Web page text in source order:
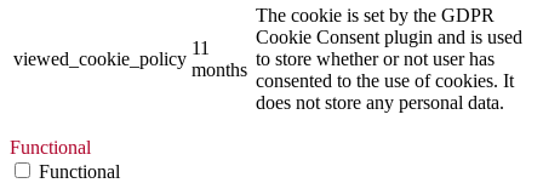
viewed_cookie_policy
11
months
The cookie is set by the GDPR
Cookie Consent plugin and is used
to store whether or not user has
consented to the use of cookies. It
does not store any personal data.
Functional
Functional